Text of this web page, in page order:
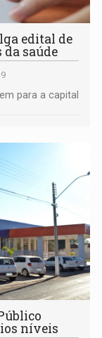
edital de
saúde
para a capital
níveis